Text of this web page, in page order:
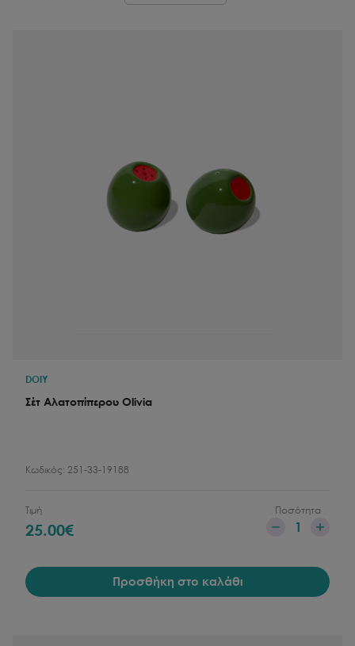
DOIY
Σέτ Aλατοπίπερου Olivia
Κωδικός: 251-33-19188
Τιμή
25.00€
Ποσότητα
1
Προσθήκη στο καλάθι